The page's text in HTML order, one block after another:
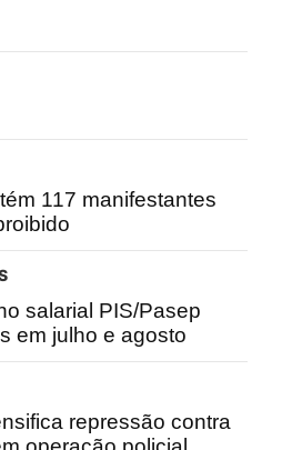
117 manifestantes
salarial PIS/Pasep
em julho e agosto
repressão contra